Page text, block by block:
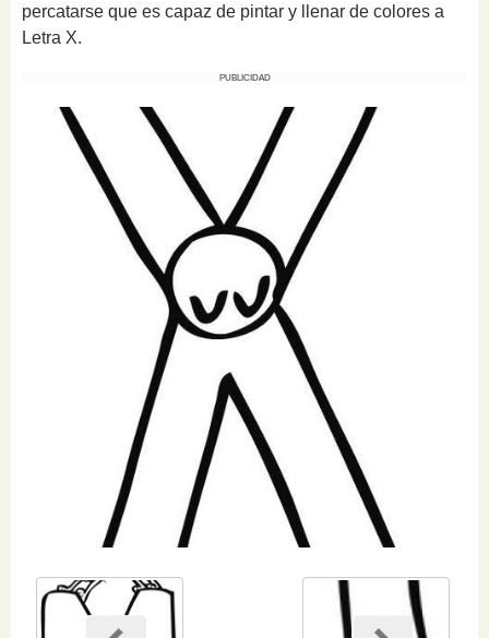
percatarse que es capaz de pintar y llenar de colores a
Letra X.
PUBLICIDAD